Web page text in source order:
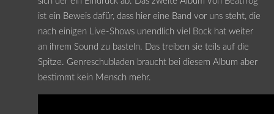
ist ein Beweis dafür, dass hier eine Band vor uns steht, die
nach einigen Live-Shows unendlich viel Bock hat weiter
an ihrem Sound zu basteln. Das treiben sie teils auf die
Spitze. Genreschubladen braucht bei diesem Album aber
bestimmt kein Mensch mehr.